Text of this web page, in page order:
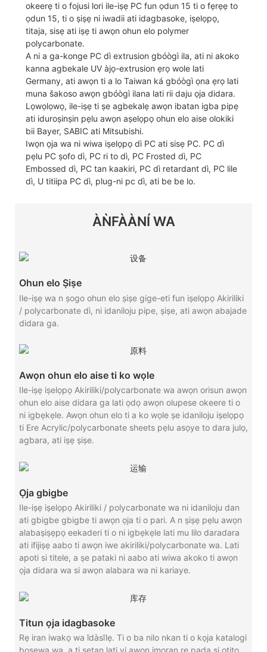
okeerẹ ti o fojusi lori ile-iṣẹ PC fun ọdun 15 ti o fẹrẹẹ to
ọdun 15, ti o ṣiṣẹ ni iwadii ati idagbasoke, iṣelọpọ,
titaja, sisẹ ati iṣẹ ti awọn ohun elo polymer
polycarbonate.
A ni a ga-konge PC dì extrusion gbóògì ila, ati ni akoko
kanna agbekale UV àjọ-extrusion ẹrọ wole lati
Germany, ati awọn ti a lo Taiwan ká gbóògì ọna ẹrọ lati
muna šakoso awọn gbóògì ilana lati rii daju ọja didara.
Lọwọlọwọ, ile-iṣẹ ti ṣe agbekalẹ awọn ibatan igba pipẹ
ati iduroṣinṣin pẹlu awọn aṣelọpọ ohun elo aise olokiki
bii Bayer, SABIC ati Mitsubishi.
Iwọn ọja wa ni wiwa iṣelọpọ dì PC ati sisẹ PC. PC dì
pẹlu PC ṣofo dì, PC ri to dì, PC Frosted dì, PC
Embossed dì, PC tan kaakiri, PC dì retardant dì, PC lile
dì, U titiipa PC dì, plug-ni pc dì, ati be be lo.
ÀǸFÀÀNÍ WA
Ohun elo Ṣiṣe
Ile-iṣẹ wa n ṣogo ohun elo ṣiṣe gige-eti fun iṣelọpọ Akiriliki
/ polycarbonate dì, ni idaniloju pipe, ṣiṣe, ati awọn abajade
didara ga.
Awọn ohun elo aise ti ko wọle
Ile-iṣẹ iṣelọpọ Akiriliki/polycarbonate wa awọn orisun awọn
ohun elo aise didara ga lati ọdọ awọn olupese okeere ti o
ni igbẹkẹle. Awọn ohun elo ti a ko wọle ṣe idaniloju iṣelọpọ
ti Ere Acrylic/polycarbonate sheets pẹlu asọye to dara julọ,
agbara, ati iṣẹ ṣiṣe.
Ọja gbigbe
Ile-iṣẹ iṣelọpọ Akiriliki / polycarbonate wa ni idaniloju dan
ati gbigbe gbigbe ti awọn ọja ti o pari. A n ṣiṣẹ pẹlu awọn
alabaṣiṣẹpọ eekaderi ti o ni igbẹkẹle lati mu lilo daradara
ati ifijiṣẹ aabo ti awọn iwe akiriliki/polycarbonate wa. Lati
apoti si titele, a ṣe pataki ni aabo ati wiwa akoko ti awọn
ọja didara wa si awọn alabara wa ni kariaye.
Titun ọja idagbasoke
Rẹ iran iwakọ wa ĭdàsĭlẹ. Ti o ba nilo nkan ti o kọja katalogi
boṣewa wa, a ti ṣetan lati yi awọn imọran rẹ pada si otito.